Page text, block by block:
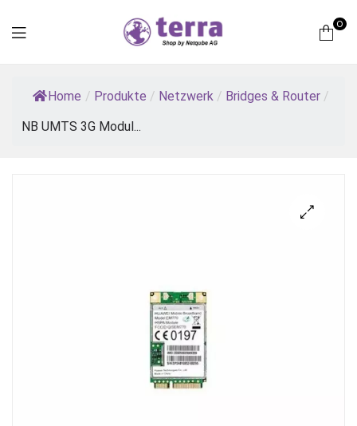
Computer
0
Home / Produkte / Netzwerk / Bridges & Router /
NB UMTS 3G Modul...